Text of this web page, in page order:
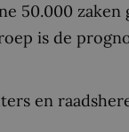
50.000 zaken
is de
en